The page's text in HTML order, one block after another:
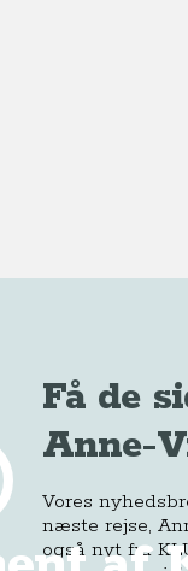
Få de
Anne-
Vores
næste rejse,
også nyt fra